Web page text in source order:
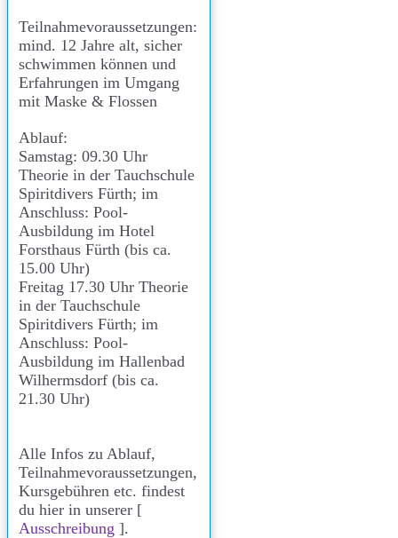
Teilnahmevoraussetzungen:
mind. 12 Jahre alt, sicher
schwimmen können und
Erfahrungen im Umgang
mit Maske & Flossen
Ablauf:
Samstag: 09.30 Uhr
Theorie in der Tauchschule
Spiritdivers Fürth; im
Anschluss: Pool-
Ausbildung im Hotel
Forsthaus Fürth (bis ca.
15.00 Uhr)
Freitag 17.30 Uhr Theorie
in der Tauchschule
Spiritdivers Fürth; im
Anschluss: Pool-
Ausbildung im Hallenbad
Wilhermsdorf (bis ca.
21.30 Uhr)
Alle Infos zu Ablauf,
Teilnahmevoraussetzungen,
Kursgebühren etc. findest
du hier in unserer [
Ausschreibung ].